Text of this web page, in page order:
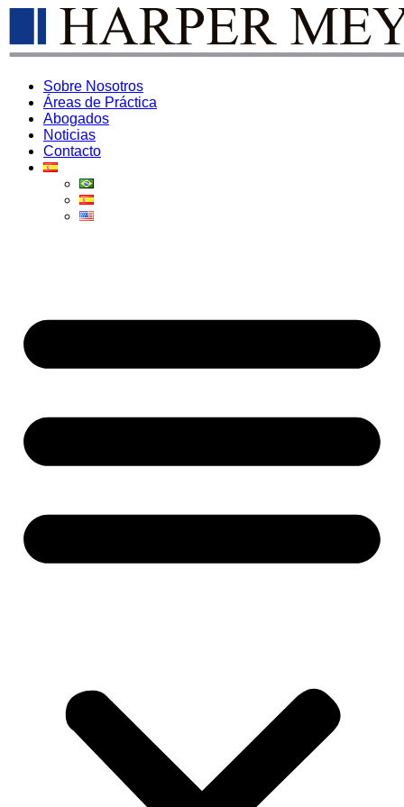
Sobre Nosotros
Áreas de Práctica
Abogados
Noticias
Contacto